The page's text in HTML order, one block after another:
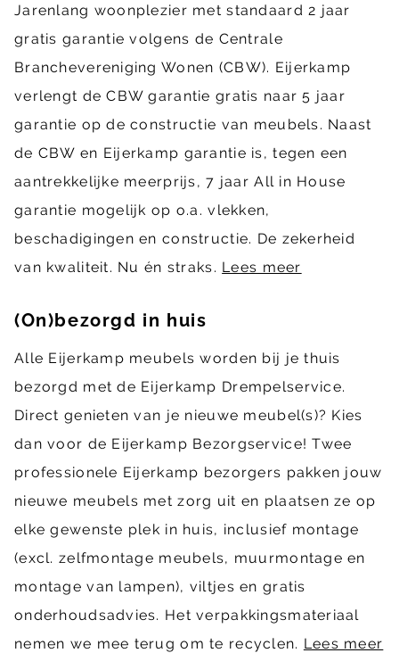
Jarenlang woonplezier met standaard 2 jaar
gratis garantie volgens de Centrale
Branchevereniging Wonen (CBW). Eijerkamp
verlengt de CBW garantie gratis naar 5 jaar
garantie op de constructie van meubels. Naast
de CBW en Eijerkamp garantie is, tegen een
aantrekkelijke meerprijs, 7 jaar All in House
garantie mogelijk op o.a. vlekken,
beschadigingen en constructie. De zekerheid
van kwaliteit. Nu én straks. Lees meer
(On)bezorgd in huis
Alle Eijerkamp meubels worden bij je thuis
bezorgd met de Eijerkamp Drempelservice.
Direct genieten van je nieuwe meubel(s)? Kies
dan voor de Eijerkamp Bezorgservice! Twee
professionele Eijerkamp bezorgers pakken jouw
nieuwe meubels met zorg uit en plaatsen ze op
elke gewenste plek in huis, inclusief montage
(excl. zelfmontage meubels, muurmontage en
montage van lampen), viltjes en gratis
onderhoudsadvies. Het verpakkingsmateriaal
nemen we mee terug om te recyclen. Lees meer